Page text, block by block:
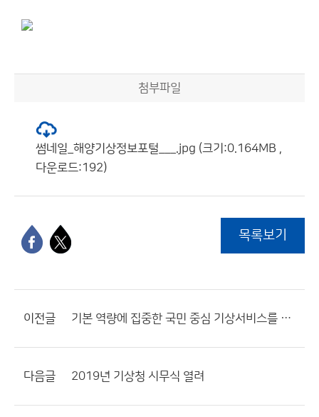
첨부파일
썸네일_해양기상정보포털___.jpg (크기:0.164MB ,
다운로드:192)
목록보기
이전글 기본 역량에 집중한 국민 중심 기상서비스를 실현하겠습니다
다음글 2019년 기상청 시무식 열려